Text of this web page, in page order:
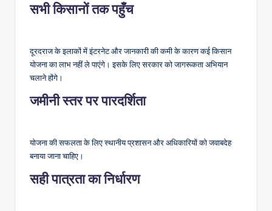
सभी किसानों तक पहुँच
दूरदराज के इलाकों में इंटरनेट और जानकारी की कमी के कारण कई किसान
योजना का लाभ नहीं ले पाएंगे। इसके लिए सरकार को जागरूकता अभियान
चलाने होंगे।
जमीनी स्तर पर पारदर्शिता
योजना की सफलता के लिए स्थानीय प्रशासन और अधिकारियों को जवाबदेह
बनाया जाना चाहिए।
सही पात्रता का निर्धारण